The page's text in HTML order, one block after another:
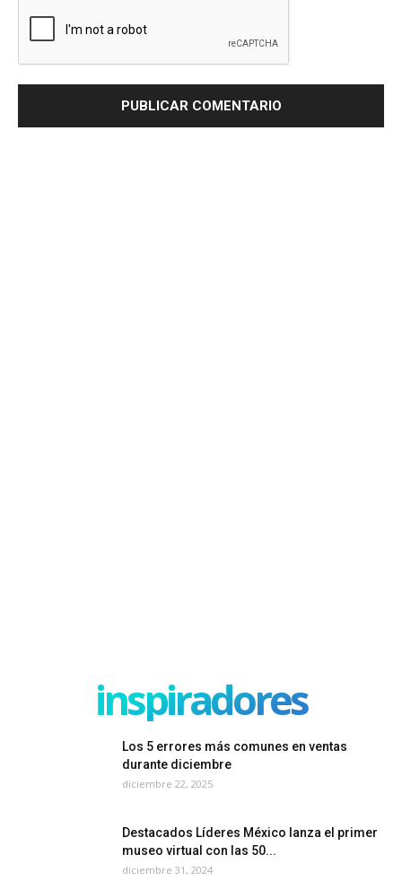
inspiradores
Los 5 errores más comunes en ventas
durante diciembre
diciembre 22, 2025
Destacados Líderes México lanza el primer
museo virtual con las 50...
diciembre 31, 2024